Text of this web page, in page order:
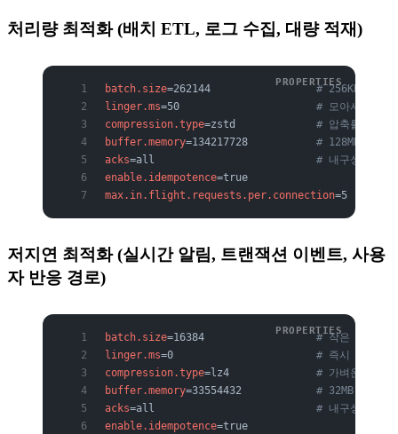
처리량 최적화 (배치 ETL, 로그 수집, 대량 적재)
batch.size=262144 # 256KB — 큰
linger.ms=50 # 모아서 보냄
compression.type=zstd # 압축률 높게
buffer.memory=134217728 # 128MB
acks=all # 내구성 유지
enable.idempotence=true
max.in.flight.requests.per.connection=5
저지연 최적화 (실시간 알림, 트랜잭션 이벤트, 사용
자 반응 경로)
batch.size=16384 # 작은 배치(기
linger.ms=0 # 즉시 전송
compression.type=lz4 # 가벼운 압축
buffer.memory=33554432 # 32MB(기본)
acks=all # 내구성은 그
enable.idempotence=true